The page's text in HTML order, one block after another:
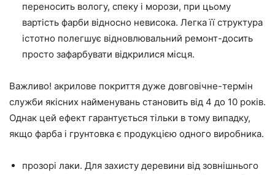
переносить вологу, спеку і морози, при цьому
вартість фарби відносно невисока. Легка її структура
істотно полегшує відновлювальний ремонт-досить
просто зафарбувати відкрилися місця.
Важливо! акрилове покриття дуже довговічне-термін
служби якісних найменувань становить від 4 до 10 років.
Однак цей ефект гарантується тільки в тому випадку,
якщо фарба і грунтовка є продукцією одного виробника.
прозорі лаки. Для захисту деревини від зовнішнього